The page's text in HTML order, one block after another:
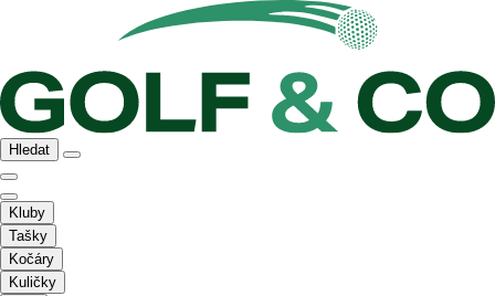
Hledat
Kluby
Tašky
Kočáry
Kuličky